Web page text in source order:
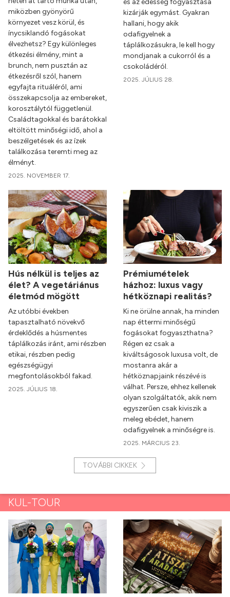
miközben gyönyörű
környezet vesz körül, és
ínycsiklandó fogásokat
élvezhetsz? Egy különleges
étkezési élmény, mint a
brunch, nem pusztán az
étkezésről szól, hanem
egyfajta rituáléról, ami
összekapcsolja az embereket,
korosztálytól függetlenül.
Családtagokkal és barátokkal
eltöltött minőségi idő, ahol a
beszélgetések és az ízek
találkozása teremti meg az
élményt.
2025. NOVEMBER 17.
és az édesség fogyasztása
kizárják egymást. Gyakran
hallani, hogy akik
odafigyelnek a
táplálkozásukra, le kell hogy
mondjanak a cukorról és a
csokoládéról.
2025. JÚLIUS 28.
Hús nélkül is teljes az
élet? A vegetáriánus
életmód mögött
Az utóbbi években
tapasztalható növekvő
érdeklődés a húsmentes
táplálkozás iránt, ami részben
etikai, részben pedig
egészségügyi
megfontolásokból fakad.
2025. JÚLIUS 18.
Prémiumételek
házhoz: luxus vagy
hétköznapi realitás?
Ki ne örülne annak, ha minden
nap éttermi minőségű
fogásokat fogyaszthatna?
Régen ez csak a
kiváltságosok luxusa volt, de
mostanra akár a
hétköznapjaink részévé is
válhat. Persze, ehhez kellenek
olyan szolgáltatók, akik nem
egyszerűen csak kiviszik a
meleg ebédet, hanem
odafigyelnek a minőségre is.
2025. MÁRCIUS 23.
TOVÁBBI CIKKEK
KUL-TOUR